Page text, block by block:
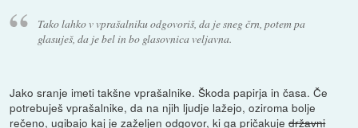
Tako lahko v vprašalniku odgovoriš, da je sneg črn, potem pa
glasuješ, da je bel in bo glasovnica veljavna.
Jako sranje imeti takšne vprašalnike. Škoda papirja in časa. Če
potrebuješ vprašalnike, da na njih ljudje lažejo, oziroma bolje
rečeno, ugibajo kaj je zaželjen odgovor, ki ga pričakujedržavni